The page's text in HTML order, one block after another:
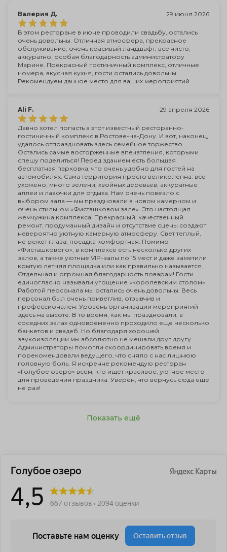
Валерия Д. 29 июня 2026
В этом ресторане в июне проводили свадьбу, остались
очень довольны. Отличная атмосфера, прекрасное
обслуживание, очень красивый ландшафт, все чисто,
аккуратно, особая благодарность администратору
Марине. Прекрасный гостиничный комплекс, отличные
номера, вкусная кухня, гости остались довольны
Рекомендуем данное место для ваших мероприятий
Ali F. 29 апреля 2026
Давно хотел попасть в этот известный ресторанно-
гостиничный комплекс в Ростове-на-Дону. И вот, наконец,
удалось отпраздновать здесь семейное торжество.
Остались самые восторженные впечатления, которыми
спешу поделиться! Перед зданием есть большая
бесплатная парковка, что очень удобно для гостей на
автомобилях. Сама территория просто великолепна: все
ухожено, много зелени, хвойных деревьев, аккуратные
аллеи и лавочки для отдыха. Нам очень повезло с
выбором зала — мы праздновали в новом камерном и
очень стильном «Фисташковом зале». Это настоящая
жемчужина комплекса! Прекрасный, качественный
ремонт, продуманный дизайн и отсутствие сцены создают
невероятно уютную камерную атмосферу. Свет теплый,
не режет глаза, посадка комфортная. Помимо
«Фисташкового», в комплексе есть несколько других
залов, а также уютные VIP-залы по 15 мест и даже заметили
крытую летняя площадка или как правильно называется.
Отдельная и огромная благодарность поварам! Гости
единогласно называли угощение «королевским столом».
Работой персонала мы остались очень довольны. Весь
персонал был очень приветлив, отзывчив и
профессионален. Уровень организации мероприятий
здесь на высоте. В то время, как мы праздновали, в
соседних залах одновременно проходило еще несколько
банкетов и свадеб. Но благодаря хорошей
звукоизоляции мы абсолютно не мешали друг другу.
Администраторы помогли скоординировать время и
порекомендовали ведущего, что сняло с нас лишнюю
головную боль. Я искренне рекомендую ресторан
«Голубое озеро» всем, кто ищет красивое, уютное место
для проведения праздника. Уверен, что вернусь сюда еще
не раз!
Показать ещё